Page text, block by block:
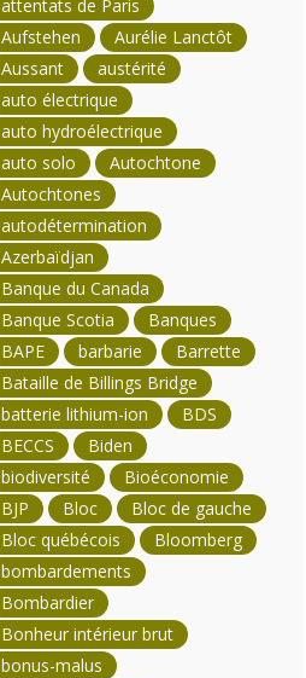
attentats de Paris
Aufstehen
Aurélie Lanctôt
Aussant
austérité
auto électrique
auto hydroélectrique
auto solo
Autochtone
Autochtones
autodétermination
Azerbaïdjan
Banque du Canada
Banque Scotia
Banques
BAPE
barbarie
Barrette
Bataille de Billings Bridge
batterie lithium-ion
BDS
BECCS
Biden
biodiversité
Bioéconomie
BJP
Bloc
Bloc de gauche
Bloc québécois
Bloomberg
bombardements
Bombardier
Bonheur intérieur brut
bonus-malus